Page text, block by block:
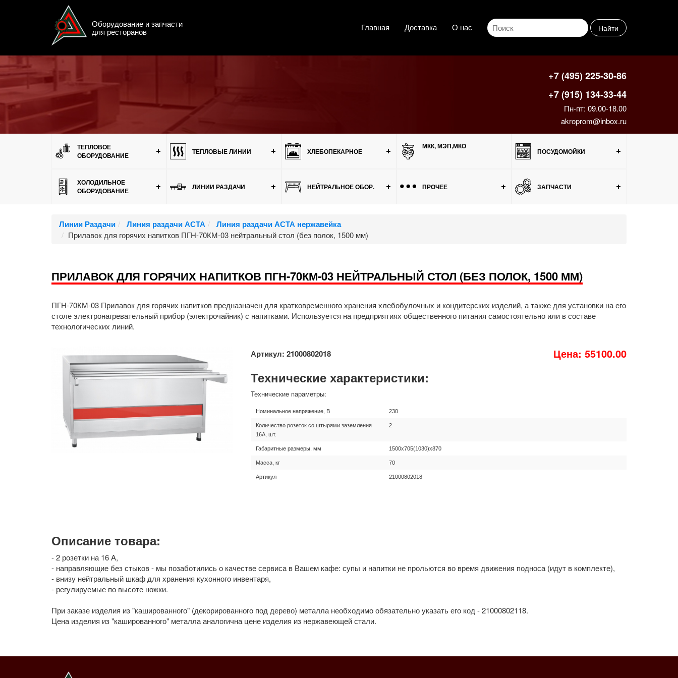
Оборудование и запчасти
для ресторанов Главная Доставка О нас Найти
+7 (495) 225-30-86
+7 (915) 134-33-44
Пн-пт: 09.00-18.00
akroprom@inbox.ru
ТЕПЛОВОЕ
ОБОРУДОВАНИЕ
ТЕПЛОВЫЕ ЛИНИИ ХЛЕБОПЕКАРНОЕ
МКК, МЭП,МКО
ПОСУДОМОЙКИ
ХОЛОДИЛЬНОЕ
ОБОРУДОВАНИЕ
ЛИНИИ РАЗДАЧИ НЕЙТРАЛЬНОЕ ОБОР. ПРОЧЕЕ ЗАПЧАСТИ
Линии Раздачи Линия раздачи АСТА Линия раздачи АСТА нержавейка
Прилавок для горячих напитков ПГН-70КМ-03 нейтральный стол (без полок, 1500 мм)
ПРИЛАВОК ДЛЯ ГОРЯЧИХ НАПИТКОВ ПГН-70КМ-03 НЕЙТРАЛЬНЫЙ СТОЛ (БЕЗ ПОЛОК, 1500 ММ)
ПГН-70КМ-03 Прилавок для горячих напитков предназначен для кратковременного хранения хлебобулочных и кондитерских изделий, а также для установки на его
столе электронагревательный прибор (электрочайник) с напитками. Используется на предприятиях общественного питания самостоятельно или в составе
технологических линий.
Артикул: 21000802018 Цена: 55100.00
Технические характеристики:
Технические параметры:
Номинальное напряжение, В 230
Количество розеток со штырями заземления
16А, шт.
2
Габаритные размеры, мм 1500x705(1030)x870
Масса, кг 70
Артикул 21000802018
Описание товара:
- 2 розетки на 16 А,
- направляющие без стыков - мы позаботились о качестве сервиса в Вашем кафе: супы и напитки не прольются во время движения подноса (идут в комплекте),
- внизу нейтральный шкаф для хранения кухонного инвентаря,
- регулируемые по высоте ножки.
При заказе изделия из "кашированного" (декорированного под дерево) металла необходимо обязательно указать его код - 21000802118.
Цена изделия из "кашированного" металла аналогична цене изделия из нержавеющей стали.